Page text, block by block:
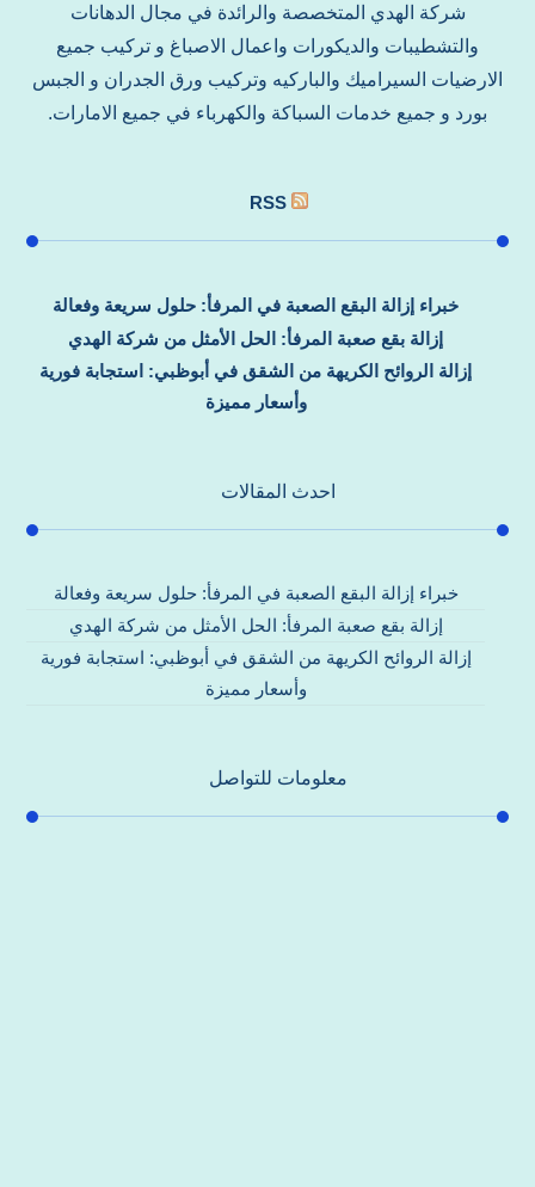
شركة الهدي المتخصصة والرائدة في مجال الدهانات
والتشطيبات والديكورات واعمال الاصباغ و تركيب جميع
الارضيات السيراميك والباركيه وتركيب ورق الجدران و الجبس
بورد و جميع خدمات السباكة والكهرباء في جميع الامارات.
RSS
خبراء إزالة البقع الصعبة في المرفأ: حلول سريعة وفعالة
إزالة بقع صعبة المرفأ: الحل الأمثل من شركة الهدي
إزالة الروائح الكريهة من الشقق في أبوظبي: استجابة فورية
وأسعار مميزة
احدث المقالات
خبراء إزالة البقع الصعبة في المرفأ: حلول سريعة وفعالة
إزالة بقع صعبة المرفأ: الحل الأمثل من شركة الهدي
إزالة الروائح الكريهة من الشقق في أبوظبي: استجابة فورية
وأسعار مميزة
معلومات للتواصل